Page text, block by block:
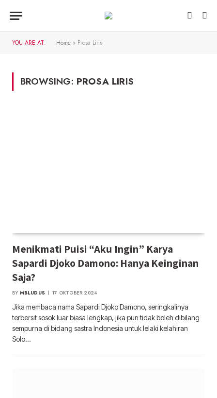
YOU ARE AT: Home » Prosa Liris
BROWSING: PROSA LIRIS
Menikmati Puisi “Aku Ingin” Karya
Sapardi Djoko Damono: Hanya Keinginan
Saja?
BY MBLUDUS 17 OKTOBER 2024
Jika membaca nama Sapardi Djoko Damono, seringkalinya
terbersit sosok luar biasa lengkap, jika pun tidak boleh dibilang
sempurna di bidang sastra Indonesia untuk lelaki kelahiran
Solo…